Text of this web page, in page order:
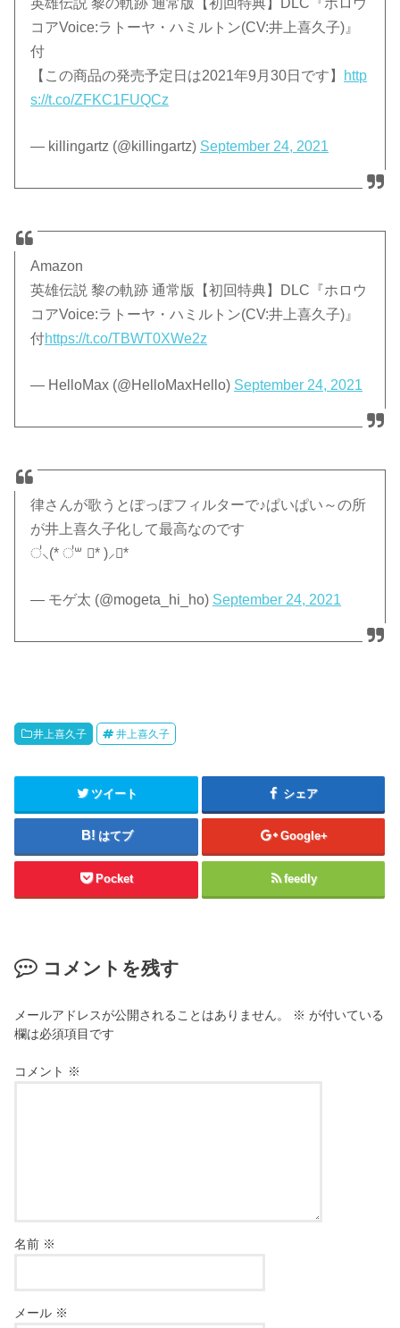
コアVoice:ラトーヤ・ハミルトン(CV:井上喜久子)』
付
【この商品の発売予定日は2021年9月30日です】
http
s://t.co/ZFKC1FUQCz
— killingartz (@killingartz) September 24, 2021
Amazon
英雄伝説 黎の軌跡 通常版【初回特典】DLC『ホロウ
コアVoice:ラトーヤ・ハミルトン(CV:井上喜久子)』
付https://t.co/TBWT0XWe2z
— HelloMax (@HelloMaxHello) September 24, 2021
律さんが歌うとぽっぽフィルターで♪ぱいぱい～の所
が井上喜久子化して最高なのです
॑⸜(* ॑꒳ ॑* )⸝⋆*
— モゲ太 (@mogeta_hi_ho) September 24, 2021
井上喜久子 井上喜久子
ツイート シェア
はてブ Google+
Pocket feedly
コメントを残す
メールアドレスが公開されることはありません。 ※ が付いている
欄は必須項目です
コメント ※
名前 ※
メール ※